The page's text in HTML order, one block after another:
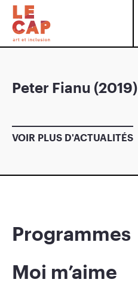
Peter Fianu (2019)
VOIR PLUS D'ACTUALITÉS
Programmes
Moi m’aime